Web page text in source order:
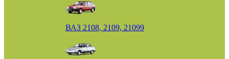
ВАЗ 2108, 2109, 21099